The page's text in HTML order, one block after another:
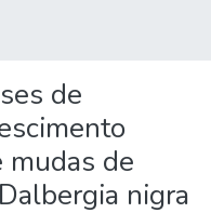
de
mudas de
nigra